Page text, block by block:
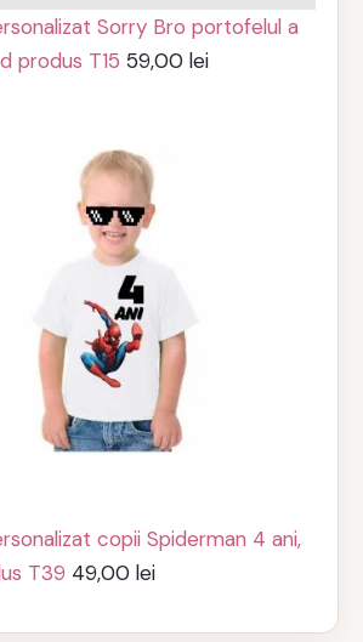
Sorry Bro portofelul a
produs T15 59,00lei
copii Spiderman 4 ani,
T39 49,00lei